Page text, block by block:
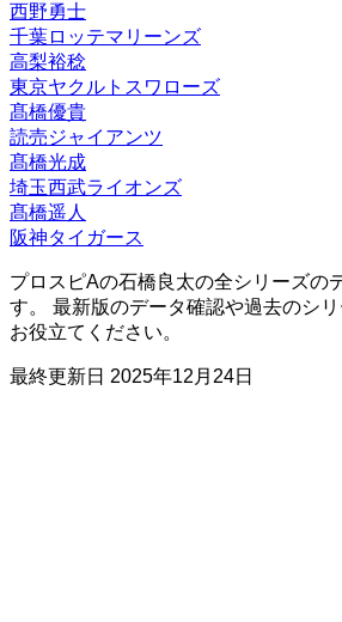
西野勇士
千葉ロッテマリーンズ
高梨裕稔
東京ヤクルトスワローズ
髙橋優貴
読売ジャイアンツ
髙橋光成
埼玉西武ライオンズ
髙橋遥人
阪神タイガース
プロスピAの石橋良太の全シリーズの
す。 最新版のデータ確認や過去のシ
お役立てください。
最終更新日 2025年12月24日